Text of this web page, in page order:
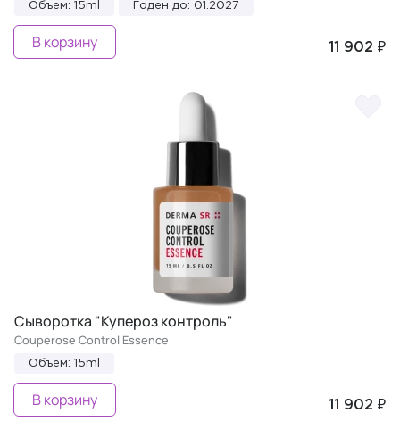
Объем: 15ml Годен до: 01.2027
11 902 ₽
В корзину
Сыворотка "Купероз контроль"
Couperose Control Essence
Объем: 15ml
11 902 ₽
В корзину